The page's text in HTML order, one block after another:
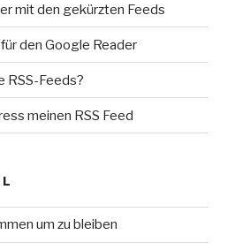
mit den gekürzten Feeds
den Google Reader
RSS-Feeds?
meinen RSS Feed
um zu bleiben